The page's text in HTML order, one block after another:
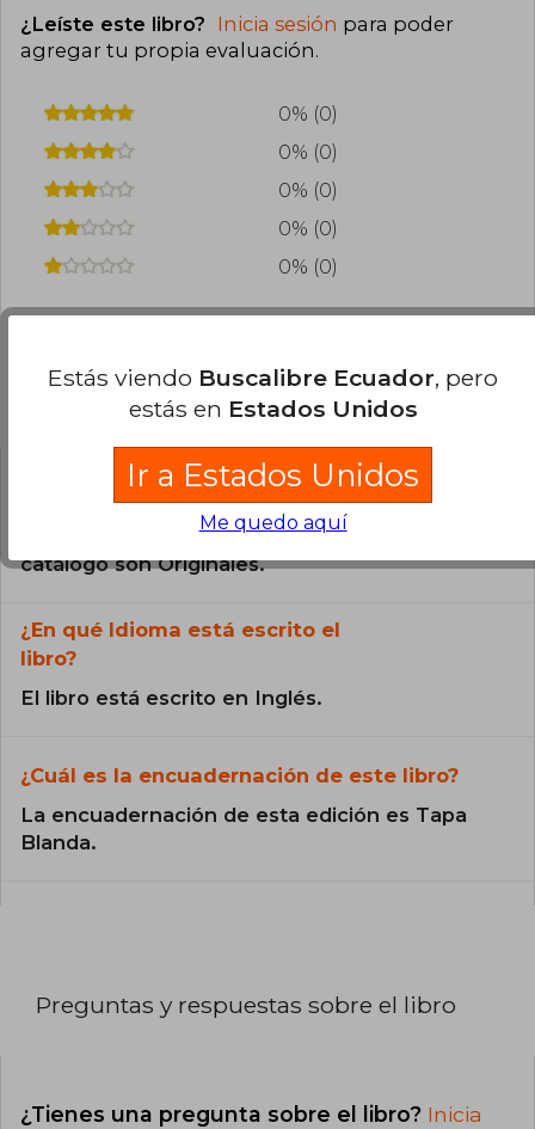
¿Leíste este libro? Inicia sesión para poder
agregar tu propia evaluación.
0% (0)
0% (0)
0% (0)
0% (0)
0% (0)
Preguntas frecuentes sobre el libro
¿El libro es original?
Todos los libros de nuestro
catálogo son Originales.
¿En qué Idioma está escrito el
libro?
El libro está escrito en Inglés.
¿Cuál es la encuadernación de este libro?
La encuadernación de esta edición es Tapa
Blanda.
Preguntas y respuestas sobre el libro
¿Tienes una pregunta sobre el libro? Inicia
Estás viendo Buscalibre Ecuador, pero
estás en Estados Unidos
Ir a Estados Unidos
Me quedo aquí